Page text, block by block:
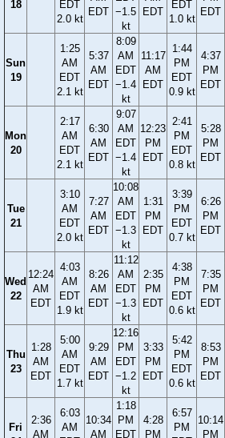
18
EDT
2.0 kt
EDT −1.5
kt
EDT
EDT
1.0 kt
EDT
Sun
19
1:25
AM
EDT
2.1 kt
5:37
AM
EDT
8:09
AM
EDT
−1.4
kt
11:17
AM
EDT
1:44
PM
EDT
0.9 kt
4:37
PM
EDT
Mon
20
2:17
AM
EDT
2.1 kt
6:30
AM
EDT
9:07
AM
EDT
−1.4
kt
12:23
PM
EDT
2:41
PM
EDT
0.8 kt
5:28
PM
EDT
Tue
21
3:10
AM
EDT
2.0 kt
7:27
AM
EDT
10:08
AM
EDT
−1.3
kt
1:31
PM
EDT
3:39
PM
EDT
0.7 kt
6:26
PM
EDT
Wed
22
12:24
AM
EDT
4:03
AM
EDT
1.9 kt
8:26
AM
EDT
11:12
AM
EDT
−1.3
kt
2:35
PM
EDT
4:38
PM
EDT
0.6 kt
7:35
PM
EDT
Thu
23
1:28
AM
EDT
5:00
AM
EDT
1.7 kt
9:29
AM
EDT
12:16
PM
EDT
−1.2
kt
3:33
PM
EDT
5:42
PM
EDT
0.6 kt
8:53
PM
EDT
Fri
2:36
AM
6:03
AM
10:34
AM
1:18
PM
EDT
4:28
PM
6:57
PM
10:14
PM